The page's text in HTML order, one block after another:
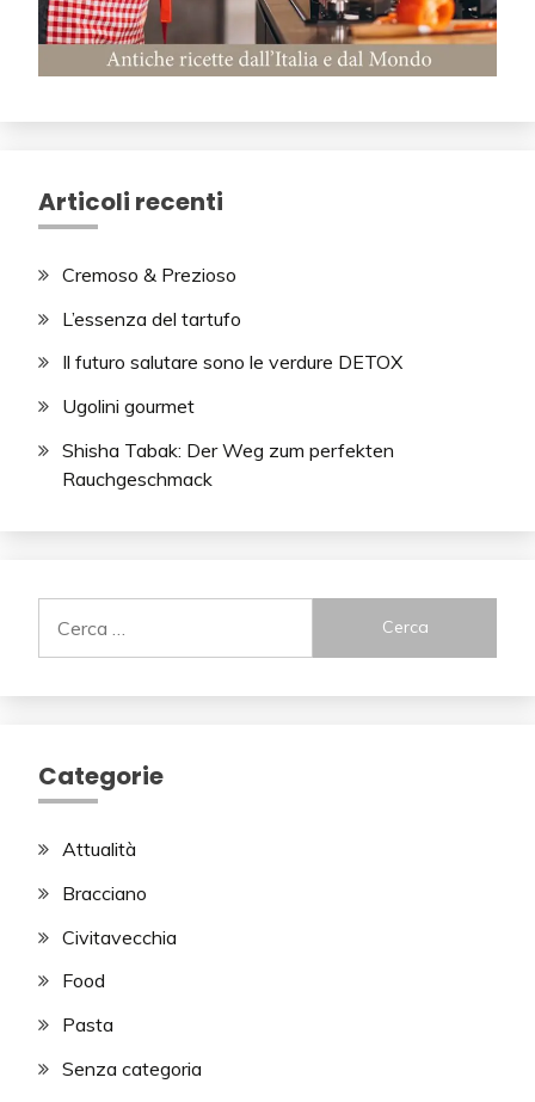
Articoli recenti
Cremoso & Prezioso
L’essenza del tartufo
Il futuro salutare sono le verdure DETOX
Ugolini gourmet
Shisha Tabak: Der Weg zum perfekten
Rauchgeschmack
per:
Categorie
Attualità
Bracciano
Civitavecchia
Food
Pasta
Senza categoria